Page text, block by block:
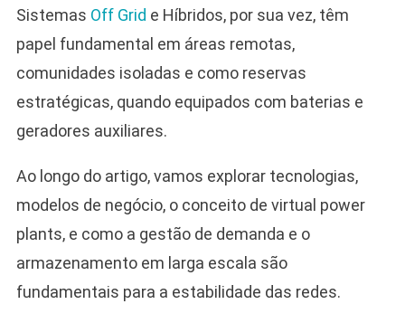
Sistemas Off Grid e Híbridos, por sua vez, têm
papel fundamental em áreas remotas,
comunidades isoladas e como reservas
estratégicas, quando equipados com baterias e
geradores auxiliares.
Ao longo do artigo, vamos explorar tecnologias,
modelos de negócio, o conceito de virtual power
plants, e como a gestão de demanda e o
armazenamento em larga escala são
fundamentais para a estabilidade das redes.